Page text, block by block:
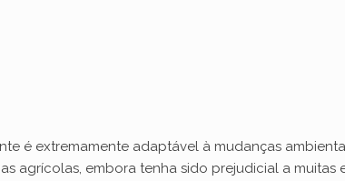
é extremamente adaptável à mudanças
agrícolas, embora tenha sido prejudicial a